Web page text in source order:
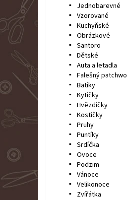
Jednobarevné
Vzorované
Kuchyňské
Obrázkové
Santoro
Dětské
Auta a letadla
Falešný
Batiky
Kytičky
Hvězdičky
Kostičky
Pruhy
Puntíky
Srdíčka
Ovoce
Podzim
Vánoce
Velikonoce
Zvířátka